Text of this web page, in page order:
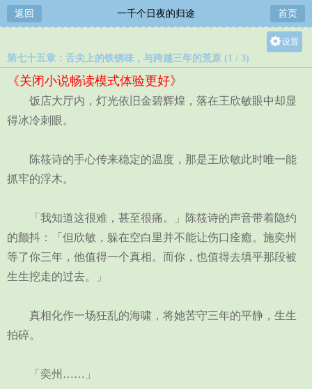
返回 一千个日夜的归途 首页
设置
中
第七十五章：舌尖上的铁锈味，与跨越三年的荒原 (1 / 3)
《关闭小说畅读模式体验更好》
饭店大厅内，灯光依旧金碧辉煌，落在王欣敏眼中却显
得冰冷刺眼。
陈筱诗的手心传来稳定的温度，那是王欣敏此时唯一能
抓牢的浮木。
「我知道这很难，甚至很痛。」陈筱诗的声音带着隐约
的颤抖：「但欣敏，躲在空白里并不能让伤口痊癒。施奕州
等了你三年，他值得一个真相。而你，也值得去填平那段被
生生挖走的过去。」
真相化作一场狂乱的海啸，将她苦守三年的平静，生生
拍碎。
「奕州……」